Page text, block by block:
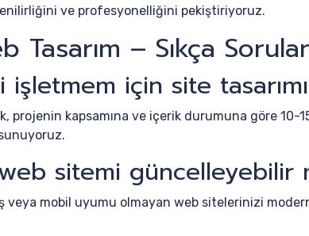
ve profesyonelliğini pekiştiriyoruz.
Tasarım – Sıkça
işletmem için site
projenin kapsamına ve içerik durumuna göre
sitemi güncelleyebilir
veya mobil uyumu olmayan web sitelerinizi